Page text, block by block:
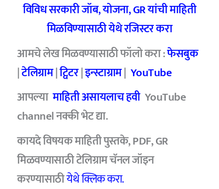
विविध सरकारी जॉब, योजना, GR यांची माहिती
मिळविण्यासाठी येथे रजिस्टर करा
आमचे लेख मिळवण्यासाठी फॉलो करा :फेसबुक
|टेलिग्राम|ट्विटर|इन्स्टाग्राम| YouTube
आपल्यामाहिती असायलाच हवीYouTube
channel नक्की भेट द्या.
कायदे विषयक माहिती पुस्तके, PDF, GR
मिळवण्यासाठी टेलिग्राम चॅनल जॉइन
करण्यासाठीयेथे क्लिक करा.